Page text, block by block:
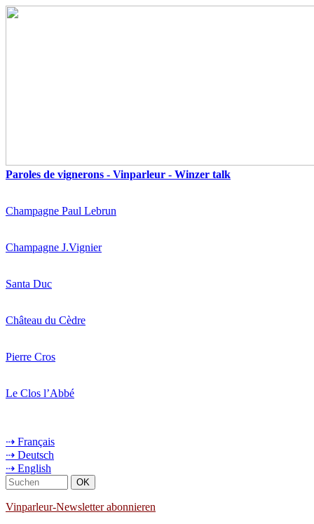
Paroles de vignerons - Vinparleur - Winzer talk
Champagne Paul Lebrun
Champagne J.Vignier
Santa Duc
Château du Cèdre
Pierre Cros
Le Clos l’Abbé
⇢ Français
⇢ Deutsch
⇢ English
Vinparleur-Newsletter abonnieren